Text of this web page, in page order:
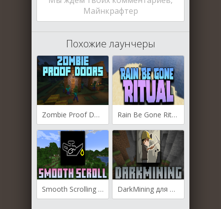
Майнкрафтер
Похожие лаунчеры
Zombie Proof Doors для Майнкрафт [1.20.6, 1.20.4] Rain Be Gone Ritual для Майнкрафт [1.20.6, 1.20.4, 1.20.2]
Smooth Scrolling для Майнкрафт [1.20.6, 1.20.5, 1.20.4] DarkMining для Майнкрафт [1.20.4, 1.20.3, 1.20.2]